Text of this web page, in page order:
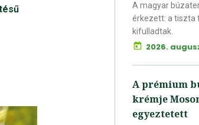
A magyar
érkezett: a tiszta
kifulladtak.
2026.
A prémium
krémje
egyeztetett